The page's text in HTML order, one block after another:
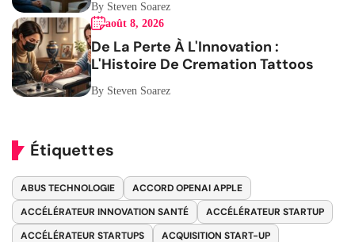
By Steven Soarez
août 8, 2026
De La Perte À L'Innovation :
L'Histoire De Cremation Tattoos
By Steven Soarez
Étiquettes
ABUS TECHNOLOGIE
ACCORD OPENAI APPLE
ACCÉLÉRATEUR INNOVATION SANTÉ
ACCÉLÉRATEUR STARTUP
ACCÉLÉRATEUR STARTUPS
ACQUISITION START-UP